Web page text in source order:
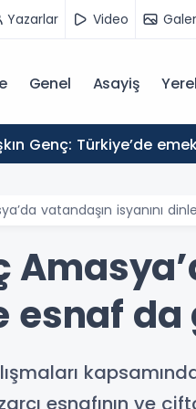
Yazarlar Video
Genel Asayiş Yerel
vatandaşın isyanını
esnaf
esnafının ve